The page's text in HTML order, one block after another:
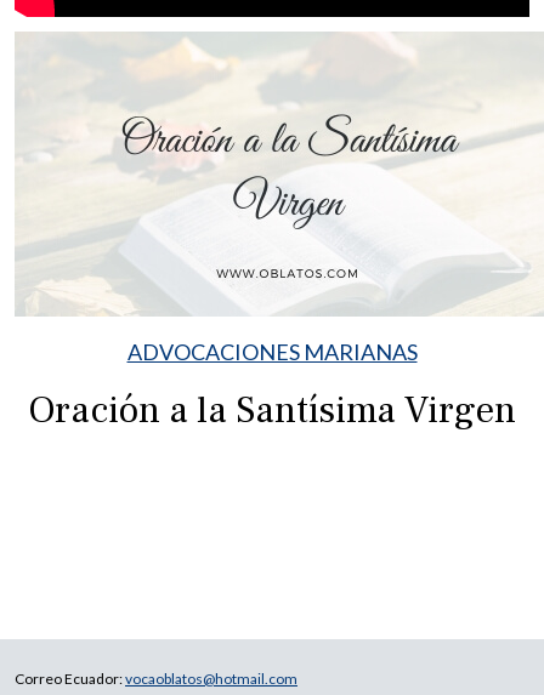
ADVOCACIONES MARIANAS
Oración a la Santísima Virgen
Correo Ecuador:vocaoblatos@hotmail.com